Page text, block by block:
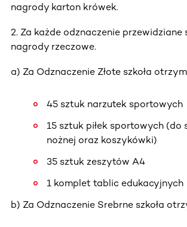
nagrody karton krówek.
2. Za każde odznaczenie przewidziane
nagrody rzeczowe.
a) Za Odznaczenie Złote szkoła
45 sztuk narzutek sportowych
15 sztuk piłek sportowych (do
nożnej oraz koszykówki)
35 sztuk zeszytów A4
1 komplet tablic edukacyjnych
b) Za Odznaczenie Srebrne szkoła